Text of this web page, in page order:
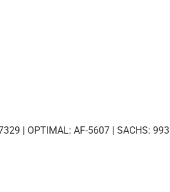
| OPTIMAL: AF-5607 | SACHS: